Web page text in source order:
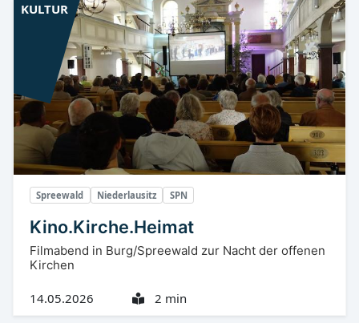
Spreewald Niederlausitz SPN
Kino.Kirche.Heimat
Filmabend in Burg/Spreewald zur Nacht der offenen
Kirchen
14.05.2026 2 min
KULTUR